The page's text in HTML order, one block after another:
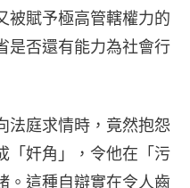
被賦予極高管轄權力的
是否還有能力為社會行
法庭求情時，竟然抱怨
「奸角」，令他在「污
。這種自辯實在令人齒